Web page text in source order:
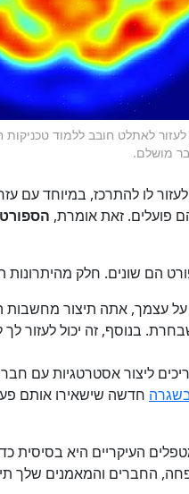
לעזור לאתלט חובב ללמוד
מושלם.
לו להתרכז, במיוחד עם
פועלים. זאת אומרת,
הם שונים. חלק מהיתרונות
עצמך, אתה תיצור מחשבות
בנוסף, זה יכול לעזור
ליצור אסטרטגיות עם
חדשה שישאירו אותם
העיקריים היא בסיסית
החברים והמאמנים שלך